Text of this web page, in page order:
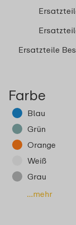
Ersatzteile
Farbe
Blau
Grün
Orange
Weiß
Grau
...mehr